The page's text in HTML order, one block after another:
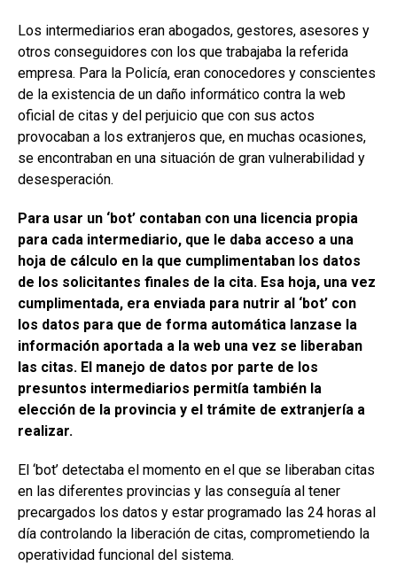
Los intermediarios eran abogados, gestores, asesores y
otros conseguidores con los que trabajaba la referida
empresa. Para la Policía, eran conocedores y conscientes
de la existencia de un daño informático contra la web
oficial de citas y del perjuicio que con sus actos
provocaban a los extranjeros que, en muchas ocasiones,
se encontraban en una situación de gran vulnerabilidad y
desesperación.
Para usar un ‘bot’ contaban con una licencia propia
para cada intermediario, que le daba acceso a una
hoja de cálculo en la que cumplimentaban los datos
de los solicitantes finales de la cita. Esa hoja, una vez
cumplimentada, era enviada para nutrir al ‘bot’ con
los datos para que de forma automática lanzase la
información aportada a la web una vez se liberaban
las citas. El manejo de datos por parte de los
presuntos intermediarios permitía también la
elección de la provincia y el trámite de extranjería a
realizar.
El ‘bot’ detectaba el momento en el que se liberaban citas
en las diferentes provincias y las conseguía al tener
precargados los datos y estar programado las 24 horas al
día controlando la liberación de citas, comprometiendo la
operatividad funcional del sistema.